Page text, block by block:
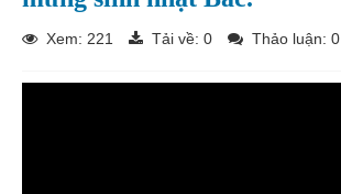
Xem: 221 Tải về: 0 Thảo luận: 0